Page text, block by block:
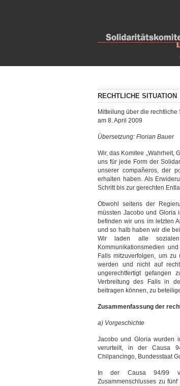
RECHTLICHE SITUATION
Mitteilung über die
am 8. April 2009
Übersetzung: Florian Bauer
Wir, das Komitee „Wahrheit,
uns für jede Form der
unserer compañeros, der
erhalten haben. Als
Schritt bis zur gerechten
Obwohl seitens der
müssten Jacobo und Gloria
befinden wir uns im letzten
und so halb haben wir die
Wir laden alle sozialen
Kommunikationsmedien
Falls mitzuverfolgen, um
werden und nicht auf
ungerechtfertigt
Verbreitung des Falls in
beitragen können, zu
Zusammenfassung der
a) Vorgeschichte
Jacobo und Gloria wurden
verurteilt, in der Causa
Chilpancingo, Bundesstaat
In der Causa 94/99
Zusammenschlusses zu